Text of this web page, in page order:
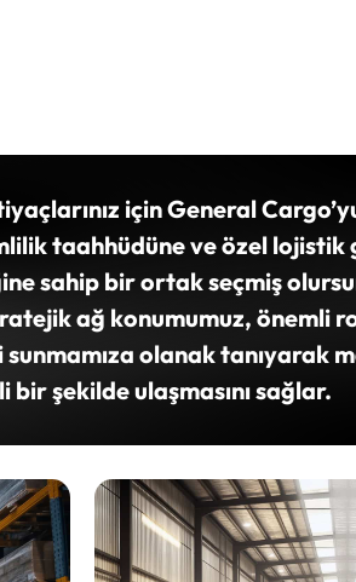
için General
taahhüdüne ve özel lojistik
sahip bir ortak seçmiş
ağ konumumuz, önemli
olanak tanıyarak
bir şekilde ulaşmasını sağlar.